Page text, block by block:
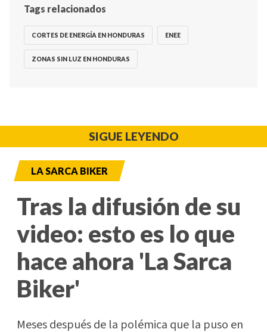
Tags relacionados
CORTES DE ENERGÍA EN HONDURAS ENEE
ZONAS SIN LUZ EN HONDURAS
SIGUE LEYENDO
LA SARCA BIKER
Tras la difusión de su
video: esto es lo que
hace ahora 'La Sarca
Biker'
Meses después de la polémica que la puso en